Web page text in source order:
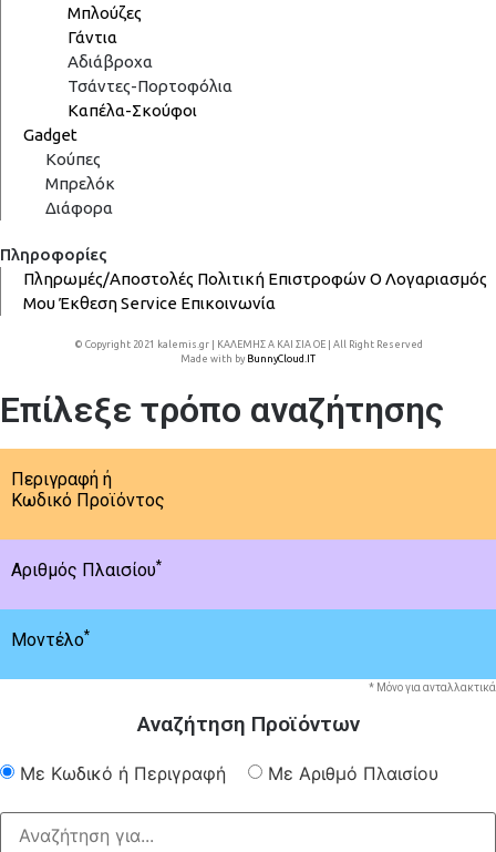
Μπλούζες
Γάντια
Αδιάβροχα
Τσάντες-Πορτοφόλια
Καπέλα-Σκούφοι
Gadget
Κούπες
Μπρελόκ
Διάφορα
Πληροφορίες
Πληρωμές/Αποστολές Πολιτική ΕπιστροφώνΟ Λογαριασμός
ΜουΈκθεσηService Επικοινωνία
© Copyright 2021 kalemis.gr | ΚΑΛΕΜΗΣ Α ΚΑΙ ΣΙΑ ΟΕ | All Right Reserved
Made with by BunnyCloud.IT
Επίλεξε τρόπο αναζήτησης
Περιγραφή ή
Κωδικό Προϊόντος
Αριθμός Πλαισίου*
Μοντέλο*
* Μόνο για ανταλλακτικά
Αναζήτηση Προϊόντων
Με Κωδικό ή Περιγραφή Με Αριθμό Πλαισίου